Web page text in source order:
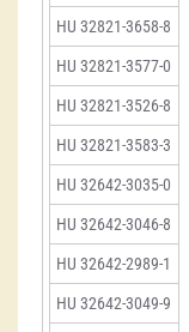
HU 32821-3658-8
HU 32821-3577-0
HU 32821-3526-8
HU 32821-3583-3
HU 32642-3035-0
HU 32642-3046-8
HU 32642-2989-1
HU 32642-3049-9